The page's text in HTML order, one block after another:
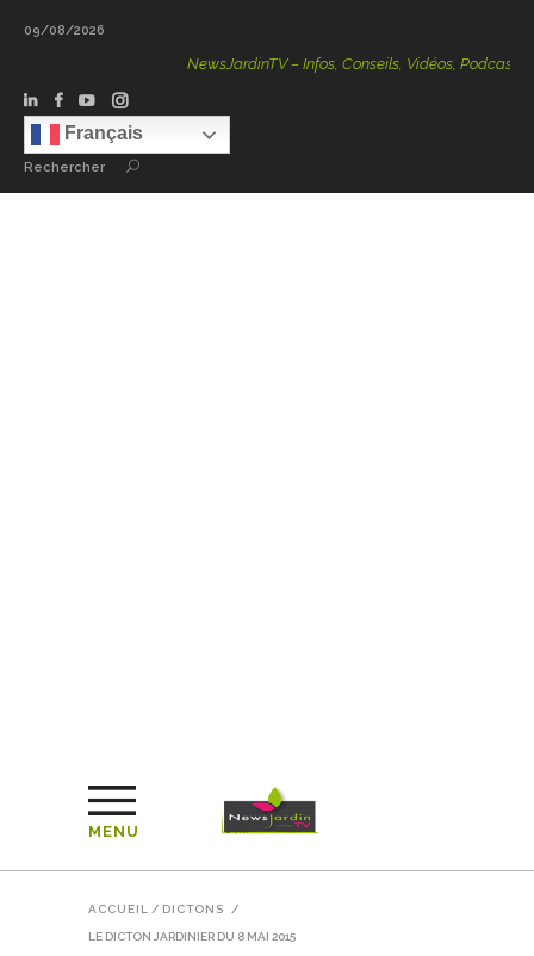
09/08/2026
NewsJardinTV – Infos, Conseils, Vidéos, Podcasts – 100
Français
Rechercher
MENU
ACCUEIL / DICTONS /
LE DICTON JARDINIER DU 8 MAI 2015